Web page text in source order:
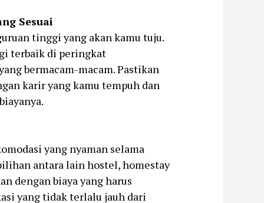
Sesuai
tinggi yang akan kamu tuju.
terbaik di peringkat
bermacam-macam. Pastikan
karir yang kamu tempuh dan
yang nyaman selama
antara lain hostel, homestay
dengan biaya yang harus
yang tidak terlalu jauh dari